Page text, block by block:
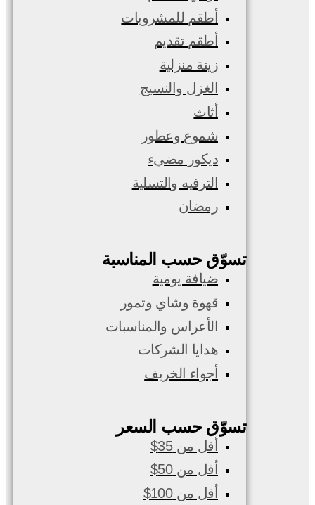
أطقم للمشروبات
أطقم تقديم
زينة منزلية
الغزل والنسيج
أثاث
شموع وعطور
ديكور مضيء
الترفيه والتسلية
رمضان
تسوّق حسب المناسبة
ضيافة يومية
قهوة وشاي وتمور
الأعراس والمناسبات
هدايا الشركات
أجواء الخريف
تسوّق حسب السعر
أقل من 35$
أقل من 50$
أقل من 100$